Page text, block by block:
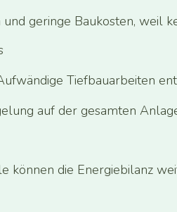
geringe Baukosten, weil
Tiefbauarbeiten
auf der gesamten
können die Energiebilanz